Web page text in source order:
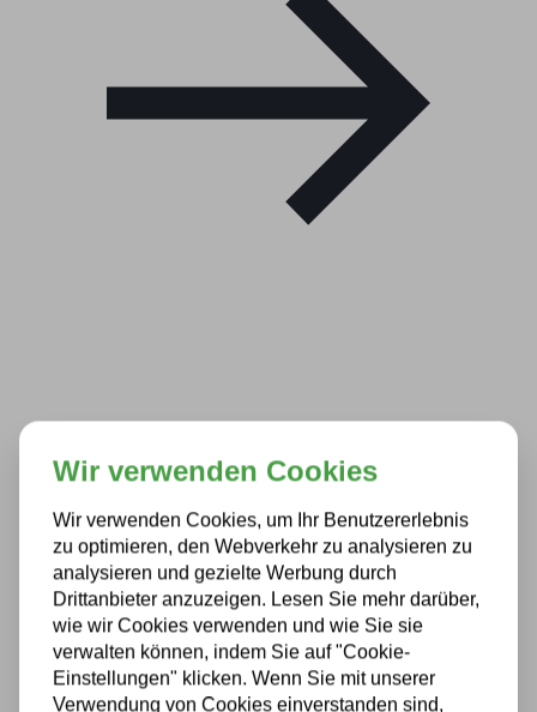
Wir verwenden Cookies
Wir verwenden Cookies, um Ihr Benutzererlebnis
zu optimieren, den Webverkehr zu analysieren zu
analysieren und gezielte Werbung durch
Drittanbieter anzuzeigen. Lesen Sie mehr darüber,
wie wir Cookies verwenden und wie Sie sie
verwalten können, indem Sie auf "Cookie-
Einstellungen" klicken. Wenn Sie mit unserer
Verwendung von Cookies einverstanden sind,